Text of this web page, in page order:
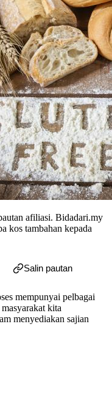
afiliasi. Bidadari.my
kos tambahan kepada
Salin pautan
mempunyai pelbagai
kita
menyediakan sajian